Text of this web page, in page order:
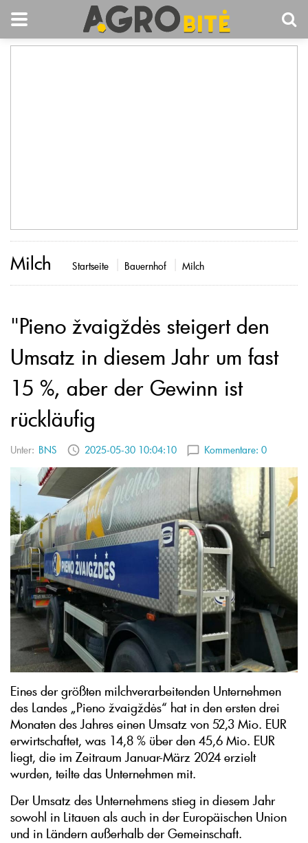
Milch Startseite Bauernhof Milch
"Pieno žvaigždės steigert den
Umsatz in diesem Jahr um fast
15 %, aber der Gewinn ist
rückläufig
Unter: BNS 2025-05-30 10:04:10 Kommentare: 0
Eines der größten milchverarbeitenden Unternehmen
des Landes „Pieno žvaigždės“ hat in den ersten drei
Monaten des Jahres einen Umsatz von 52,3 Mio. EUR
erwirtschaftet, was 14,8 % über den 45,6 Mio. EUR
liegt, die im Zeitraum Januar-März 2024 erzielt
wurden, teilte das Unternehmen mit.
Der Umsatz des Unternehmens stieg in diesem Jahr
sowohl in Litauen als auch in der Europäischen Union
und in Ländern außerhalb der Gemeinschaft.